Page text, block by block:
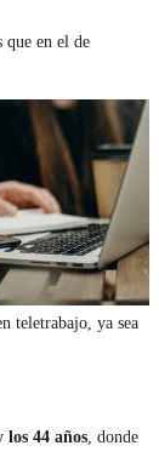
que en el de
teletrabajo, ya sea
los 44 años , donde